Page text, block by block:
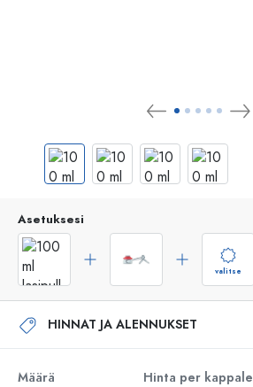
Asetuksesi
valitse
HINNAT JA ALENNUKSET
Määrä Hinta per kappale